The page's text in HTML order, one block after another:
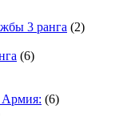
3 ранга (2)
(6)
Армия: (6)